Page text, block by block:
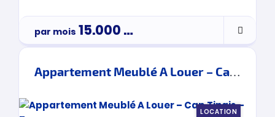
par mois 15.000Dh
Appartement Meublé A Louer – Cap Tingis – Tanger
LOCATION